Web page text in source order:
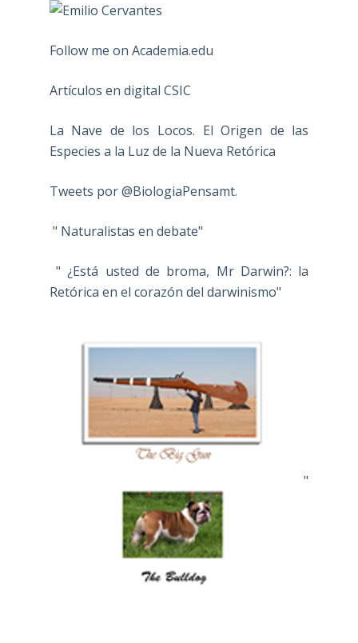
Follow me on Academia.edu
Artículos en digital CSIC
La Nave de los Locos. El Origen de las
Especies a la Luz de la Nueva Retórica
Tweets por @BiologiaPensamt.
" Naturalistas en debate"
" ¿Está usted de broma, Mr Darwin?: la
Retórica en el corazón del darwinismo"
"